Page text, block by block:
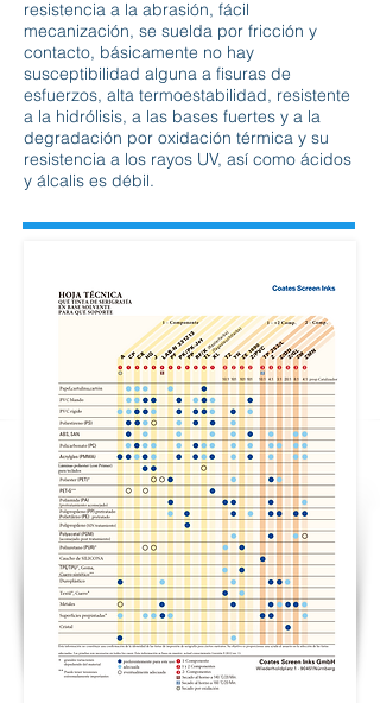
resistencia a la abrasión, fácil
mecanización, se suelda por fricción y
contacto, básicamente no hay
susceptibilidad alguna a fisuras de
esfuerzos, alta termoestabilidad, resistente
a la hidrólisis, a las bases fuertes y a la
degradación por oxidación térmica y su
resistencia a los rayos UV, así como ácidos
y álcalis es débil.